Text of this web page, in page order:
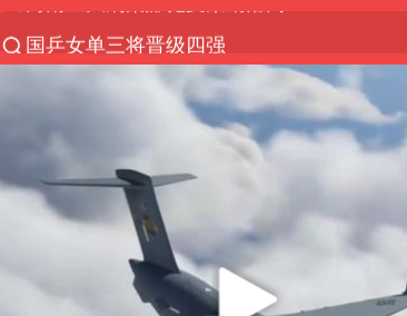
国乒女单三将晋级四强
光影经济撬动暑期消费新蓝海
马克·艾伦退出斯诺克中国公开赛
微信又有新功能，你可以“撤回”你的撤回了！
新疆优化调整景区内自驾服务费
上四休三，但降薪1000元，你接受吗？
情侣平潭拍日出坠崖1死1伤